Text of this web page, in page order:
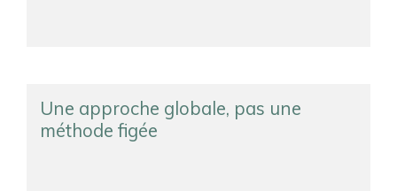
Une approche globale, pas une
méthode figée